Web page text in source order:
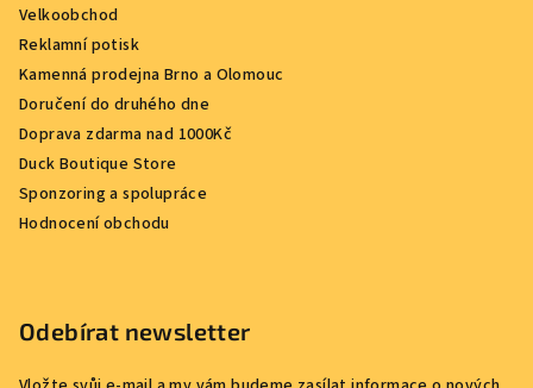
Velkoobchod
Reklamní potisk
Kamenná prodejna Brno a Olomouc
Doručení do druhého dne
Doprava zdarma nad 1000Kč
Duck Boutique Store
Sponzoring a spolupráce
Hodnocení obchodu
Odebírat newsletter